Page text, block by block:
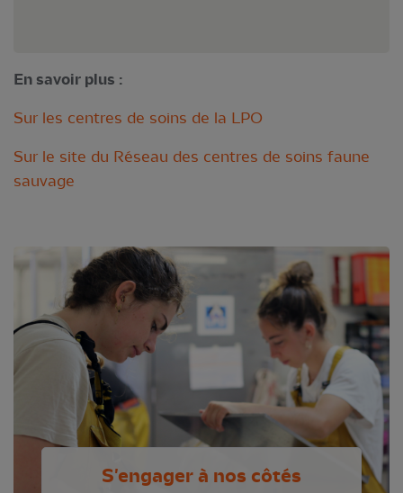
En savoir plus :
Sur les centres de soins de la LPO
Sur le site du Réseau des centres de soins faune
sauvage
S'engager à nos côtés